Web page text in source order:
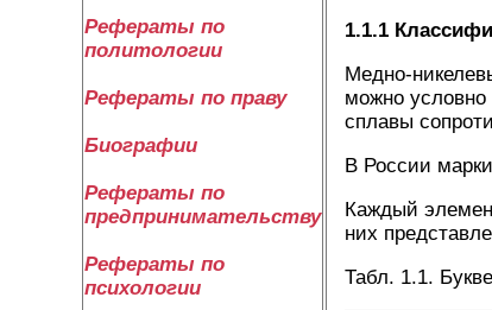
Рефераты по
политологии
Рефераты по праву
Биографии
Рефераты по
предпринимательству
Рефераты по
психологии
1.1.1
Медно-
можно условно
сплавы
В России
Каждый
них
Табл. 1.1.